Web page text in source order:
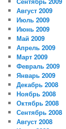
Август 2009
Июль 2009
Июнь 2009
Май 2009
Апрель 2009
Март 2009
Февраль 2009
Январь 2009
Декабрь 2008
Ноябрь 2008
Октябрь 2008
Сентябрь 2008
Август 2008